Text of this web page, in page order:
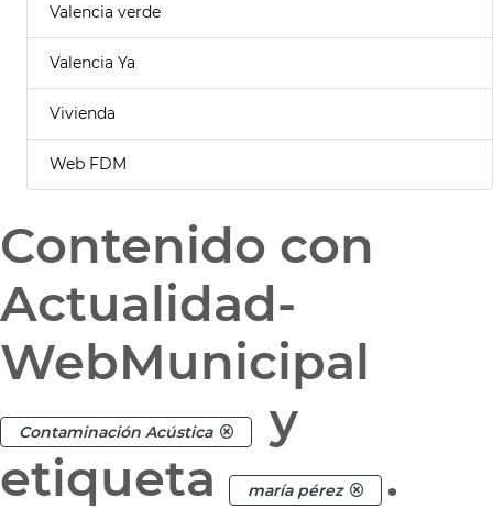
Valencia verde
Valencia Ya
Vivienda
Web FDM
Contenido con
Actualidad-
WebMunicipal
Contaminación Acústica
y
etiqueta
maría pérez .